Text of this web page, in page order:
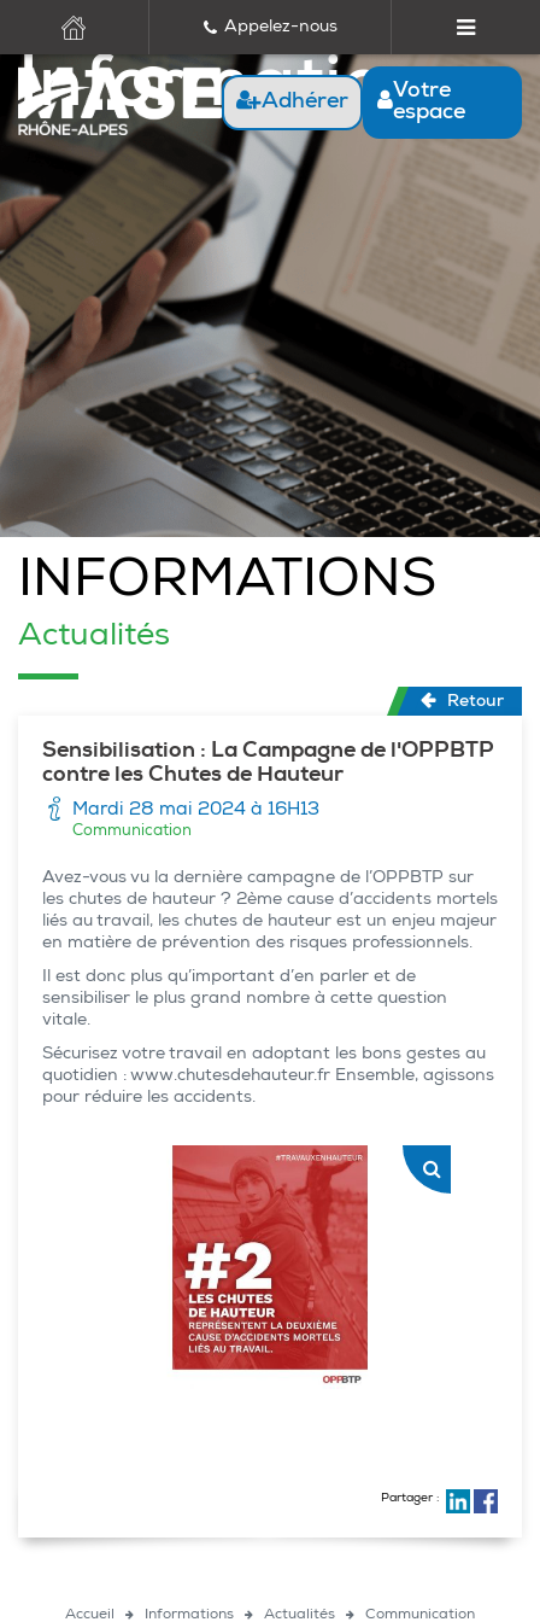
Appelez-nous
Adhérer
Votre
espace
Informations
INFORMATIONS
Actualités
Retour
Sensibilisation : La Campagne de l'OPPBTP
contre les Chutes de Hauteur
Mardi 28 mai 2024 à 16H13
Communication
Avez-vous vu la dernière campagne de l’OPPBTP sur
les chutes de hauteur ? 2ème cause d’accidents mortels
liés au travail, les chutes de hauteur est un enjeu majeur
en matière de prévention des risques professionnels.
Il est donc plus qu’important d’en parler et de
sensibiliser le plus grand nombre à cette question
vitale.
Sécurisez votre travail en adoptant les bons gestes au
quotidien : www.chutesdehauteur.fr Ensemble, agissons
pour réduire les accidents.
Partager :
Accueil Informations Actualités Communication